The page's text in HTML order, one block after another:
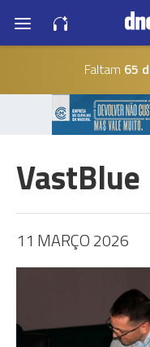
Faltam 65
VastBlue
11 MARÇO 2026